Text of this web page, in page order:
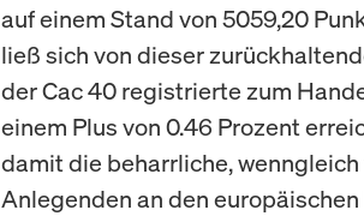
auf einem Stand von 5059,20
ließ sich von dieser
der Cac 40 registrierte zum
einem Plus von 0.46 Prozent
damit die beharrliche,
Anlegenden an den europäischen